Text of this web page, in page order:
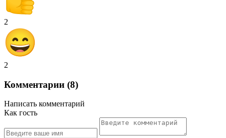
2
2
Комментарии (8)
Написать комментарий
Как гость